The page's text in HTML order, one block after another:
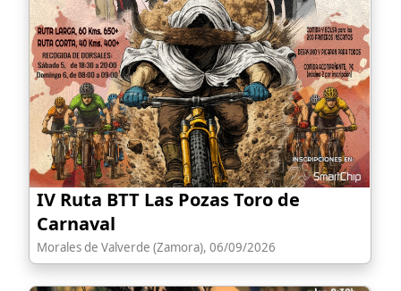
IV Ruta BTT Las Pozas Toro de
Carnaval
Morales de Valverde (Zamora), 06/09/2026